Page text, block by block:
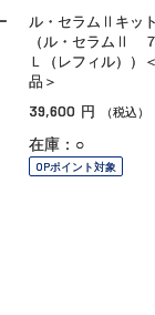
ル・セラムⅡキッ
（ル・セラムⅡ
Ｌ（レフィル））
品＞
39,600 円 （税込）
在庫：○
OPポイント対象